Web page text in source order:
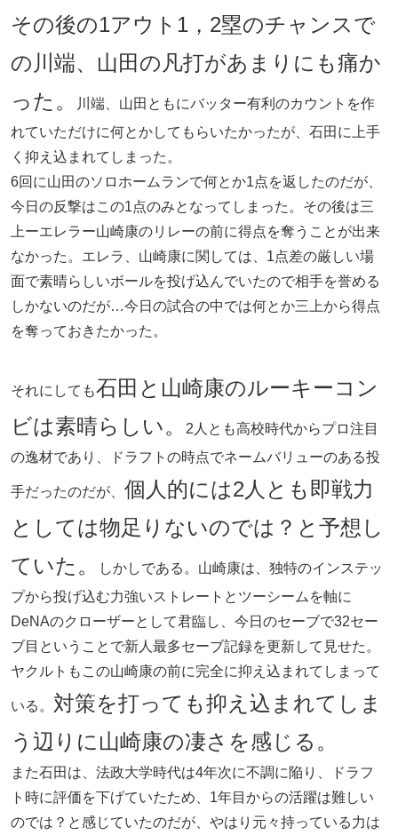
その後の1アウト1，2塁のチャンスで
の川端、山田の凡打があまりにも痛か
った。
川端、山田ともにバッター有利のカウントを作
れていただけに何とかしてもらいたかったが、石田に上手
く抑え込まれてしまった。
6回に山田のソロホームランで何とか1点を返したのだが、
今日の反撃はこの1点のみとなってしまった。その後は三
上ーエレラー山崎康のリレーの前に得点を奪うことが出来
なかった。エレラ、山崎康に関しては、1点差の厳しい場
面で素晴らしいボールを投げ込んでいたので相手を誉める
しかないのだが…今日の試合の中では何とか三上から得点
を奪っておきたかった。
それにしても石田と山崎康のルーキーコン
ビは素晴らしい。
2人とも高校時代からプロ注目
の逸材であり、ドラフトの時点でネームバリューのある投
手だったのだが、 個人的には2人とも即戦力
としては物足りないのでは？と予想し
ていた。
しかしである。山崎康は、独特のインステッ
プから投げ込む力強いストレートとツーシームを軸に
DeNAのクローザーとして君臨し、今日のセーブで32セー
ブ目ということで新人最多セーブ記録を更新して見せた。
ヤクルトもこの山崎康の前に完全に抑え込まれてしまって
いる。 対策を打っても抑え込まれてしま
う辺りに山崎康の凄さを感じる。
また石田は、法政大学時代は4年次に不調に陥り、ドラフ
ト時に評価を下げていたため、1年目からの活躍は難しい
のでは？と感じていたのだが、やはり元々持っている力は